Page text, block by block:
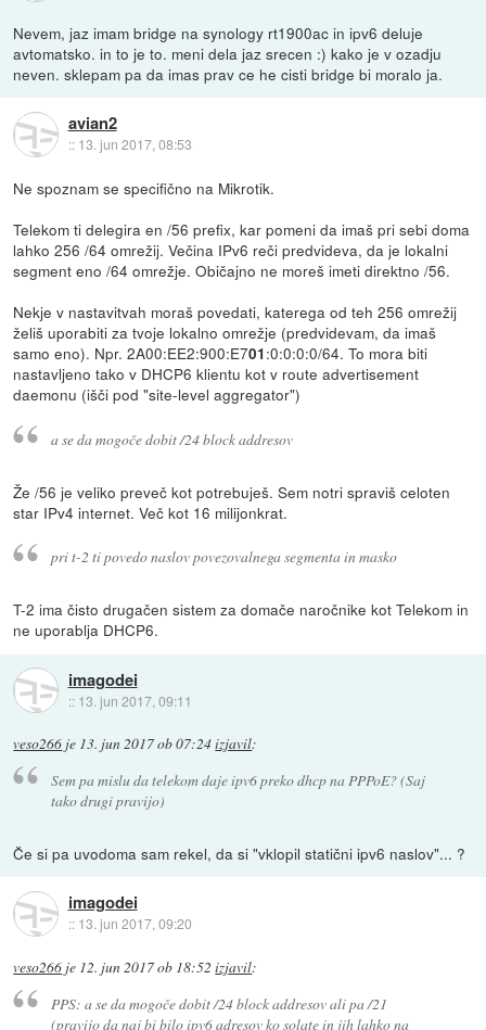
Nevem, jaz imam bridge na synology rt1900ac in ipv6 deluje
avtomatsko. in to je to. meni dela jaz srecen :) kako je v ozadju
neven. sklepam pa da imas prav ce he cisti bridge bi moralo ja.
avian2
:: 13. jun 2017, 08:53
Ne spoznam se specifično na Mikrotik.
Telekom ti delegira en /56 prefix, kar pomeni da imaš pri sebi doma
lahko 256 /64 omrežij. Večina IPv6 reči predvideva, da je lokalni
segment eno /64 omrežje. Običajno ne moreš imeti direktno /56.
Nekje v nastavitvah moraš povedati, katerega od teh 256 omrežij
želiš uporabiti za tvoje lokalno omrežje (predvidevam, da imaš
samo eno). Npr. 2A00:EE2:900:E701 :0:0:0:0/64. To mora biti
nastavljeno tako v DHCP6 klientu kot v route advertisement
daemonu (išči pod "site-level aggregator")
a se da mogoče dobit /24 block addresov
Že /56 je veliko preveč kot potrebuješ. Sem notri spraviš celoten
star IPv4 internet. Več kot 16 milijonkrat.
pri t-2 ti povedo naslov povezovalnega segmenta in masko
T-2 ima čisto drugačen sistem za domače naročnike kot Telekom in
ne uporablja DHCP6.
imagodei
:: 13. jun 2017, 09:11
veso266 je 13. jun 2017 ob 07:24izjavil:
Sem pa mislu da telekom daje ipv6 preko dhcp na PPPoE? (Saj
tako drugi pravijo)
Če si pa uvodoma sam rekel, da si "vklopil statični ipv6 naslov"... ?
imagodei
:: 13. jun 2017, 09:20
veso266 je 12. jun 2017 ob 18:52 izjavil:
PPS: a se da mogoče dobit /24 block addresov ali pa /21
(pravijo da naj bi bilo ipv6 adresov ko solate in jih lahko na